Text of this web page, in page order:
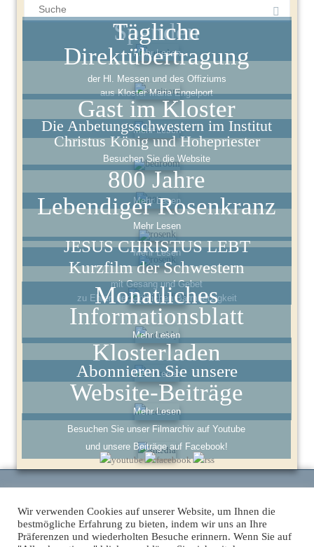
Spenden
Mehr Lesen
Tägliche
Direktübertragung
der Hl. Messen und des Offiziums
aus Kloster Maria Engelport
Gast im Kloster
Mehr Lesen
Die Anbetungsschwestern im Institut
Christus König und Hohepriester
Besuchen Sie die Website
800 Jahre
Mehr Lesen
Lebendiger Rosenkranz
Mehr Lesen
Mehr Lesen
JESUS CHRISTUS LEBT
Kurzfilm der Schwestern
mit Gesang und Gebet
zu Ehren der Göttlichen Barmherzigkeit
Monatliches
Informationsblatt
Mehr Lesen
Klosterladen
Mehr Lesen
Abonnieren Sie unsere
Website-Beiträge
Mehr Lesen
Besuchen Sie unser Filmarchiv auf Youtube
und unsere Beiträge auf Facebook!
Kloster Maria Engelport, Flaumbachtal 4, 56253 Treis-Karden - Telefon:
+49 2672 915750 - engelport@institut-christus-koenig.de
Wir verwenden Cookies auf unserer Website, um Ihnen die
bestmögliche Erfahrung zu bieten, indem wir uns an Ihre
Präferenzen und wiederholten Besuche erinnern. Wenn Sie auf